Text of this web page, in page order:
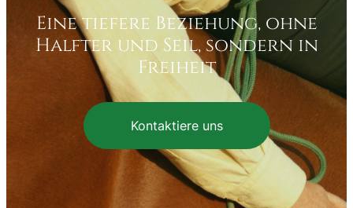
Eine tiefere Beziehung, ohne
Halfter und Seil, sondern in
Freiheit
Kontaktiere uns